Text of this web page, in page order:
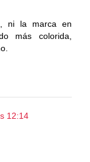
ni la marca en
más colorida,
12:14